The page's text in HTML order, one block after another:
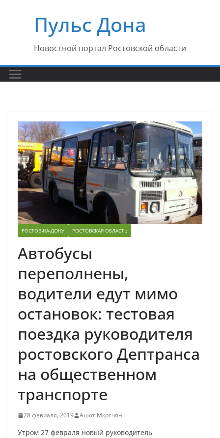
содержимомуПульс Дона
Новостной портал Ростовской области
РОСТОВ-НА-ДОНУ РОСТОВСКАЯ ОБЛАСТЬ
Автобусы
переполнены,
водители едут мимо
остановок: тестовая
поездка руководителя
ростовского Дептранса
на общественном
транспорте
28 февраля, 2019 Ашот Мкртчян
Утром 27 февраля новый руководитель